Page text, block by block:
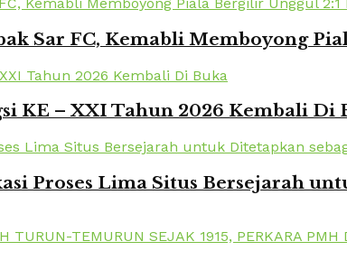
Sar FC, Kemabli Memboyong
KE – XXI Tahun 2026 Kembali Di
Proses Lima Situs Bersejarah